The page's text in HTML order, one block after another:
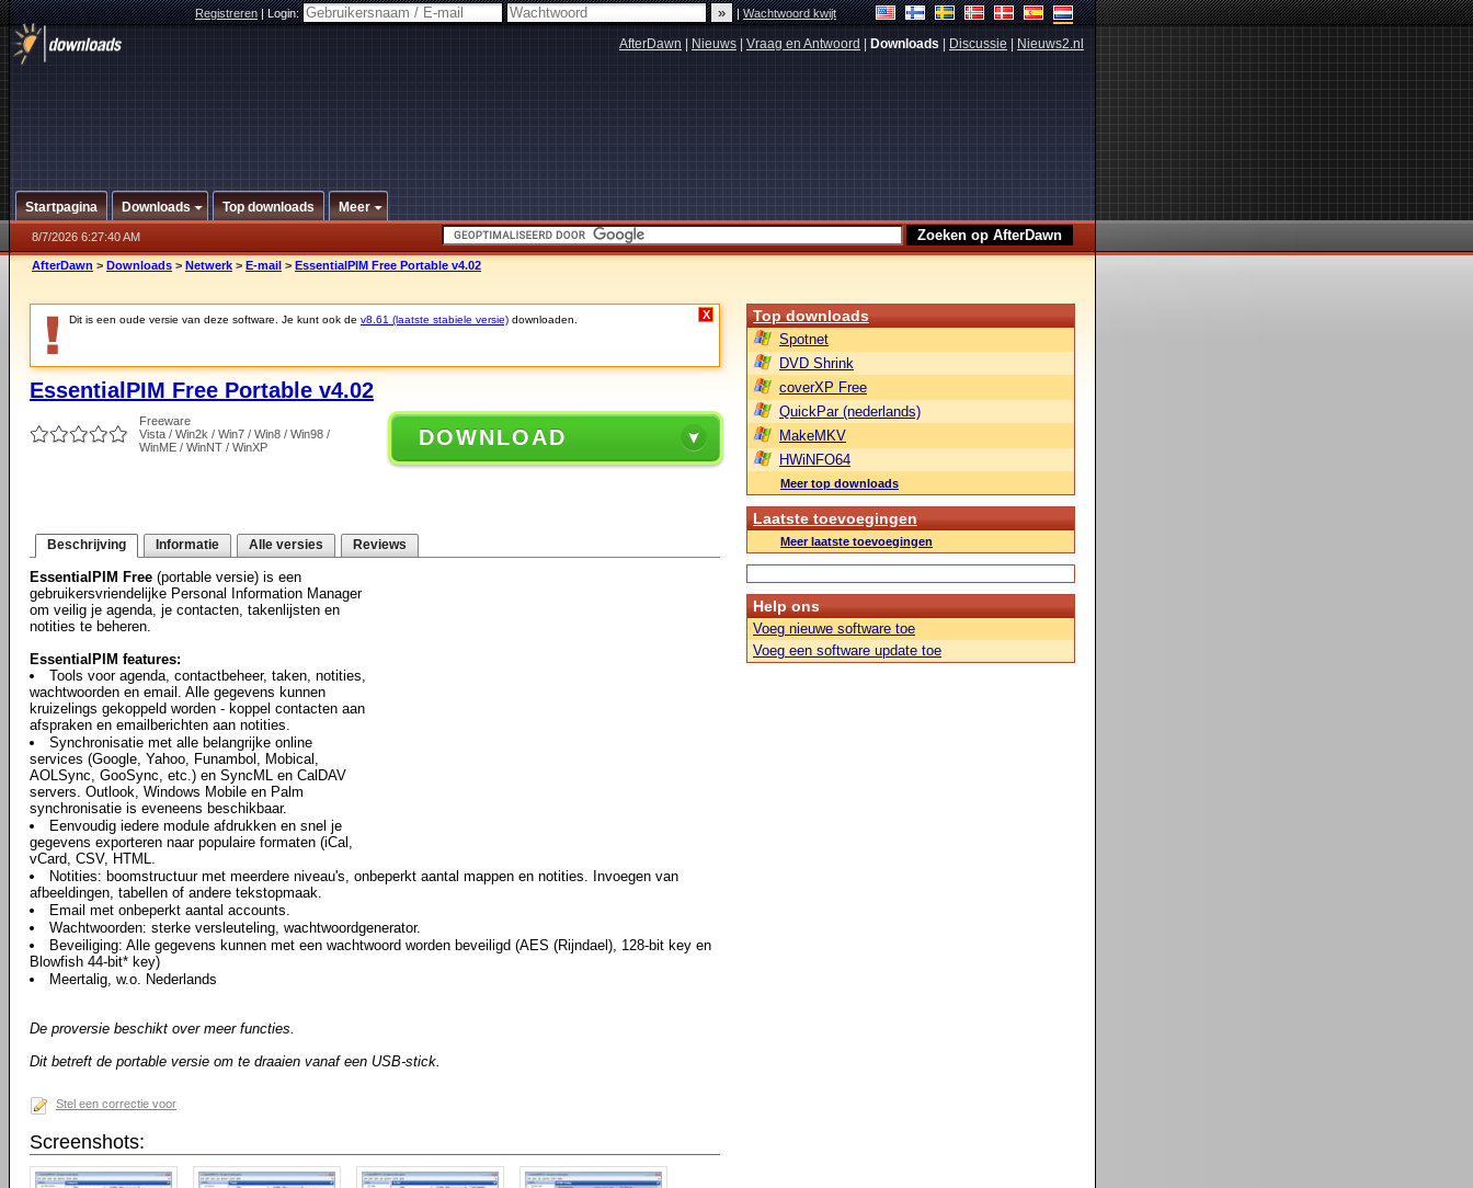
Registreren|Login: |Wachtwoord kwijt
AfterDawn Nieuws Vraag en Antwoord Downloads Discussie Nieuws2.nl
Startpagina Downloads Top downloads Meer
8/7/2026 6:27:40 AM
AfterDawn > Downloads > Netwerk > E-mail > EssentialPIM Free Portable v4.02
Dit is een oude versie van deze software. Je kunt ook de v8.61 (laatste stabiele versie) downloaden. X
EssentialPIM Free Portable v4.02
Freeware
Vista / Win2k / Win7 / Win8 / Win98 /
WinME / WinNT / WinXP
DOWNLOAD
Beschrijving Informatie Alle versies Reviews
EssentialPIM Free (portable versie) is een
gebruikersvriendelijke Personal Information Manager
om veilig je agenda, je contacten, takenlijsten en
notities te beheren.
EssentialPIM features:
Tools voor agenda, contactbeheer, taken, notities,
wachtwoorden en email. Alle gegevens kunnen
kruizelings gekoppeld worden - koppel contacten aan
afspraken en emailberichten aan notities.
Synchronisatie met alle belangrijke online
services (Google, Yahoo, Funambol, Mobical,
AOLSync, GooSync, etc.) en SyncML en CalDAV
servers. Outlook, Windows Mobile en Palm
synchronisatie is eveneens beschikbaar.
Eenvoudig iedere module afdrukken en snel je
gegevens exporteren naar populaire formaten (iCal,
vCard, CSV, HTML.
Notities: boomstructuur met meerdere niveau's, onbeperkt aantal mappen en notities. Invoegen van
afbeeldingen, tabellen of andere tekstopmaak.
Email met onbeperkt aantal accounts.
Wachtwoorden: sterke versleuteling, wachtwoordgenerator.
Beveiliging: Alle gegevens kunnen met een wachtwoord worden beveiligd (AES (Rijndael), 128-bit key en
Blowfish 44-bit* key)
Meertalig, w.o. Nederlands
De proversie beschikt over meer functies.
Dit betreft de portable versie om te draaien vanaf een USB-stick.
Stel een correctie voor
Screenshots:
Top downloads
Spotnet
DVD Shrink
coverXP Free
QuickPar (nederlands)
MakeMKV
HWiNFO64
Meer top downloads
Laatste toevoegingen
Meer laatste toevoegingen
Help ons
Voeg nieuwe software toe
Voeg een software update toe